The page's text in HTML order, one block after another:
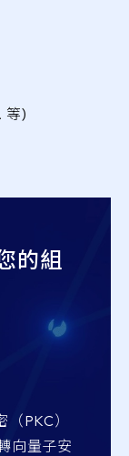
等)
的組
PKC）
向量子安